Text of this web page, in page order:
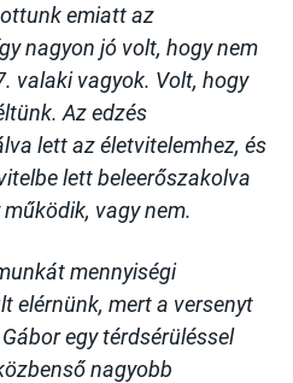
emiatt az
nagyon jó volt, hogy nem
valaki vagyok. Volt, hogy
Az edzés
lett az életvitelemhez, és
lett beleerőszakolva
vagy nem.
mennyiségi
elérnünk, mert a versenyt
egy térdsérüléssel
nagyobb